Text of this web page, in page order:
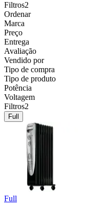
Filtros2
Ordenar
Marca
Preço
Entrega
Avaliação
Vendido por
Tipo de compra
Tipo de produto
Potência
Voltagem
Filtros2
Full
Full